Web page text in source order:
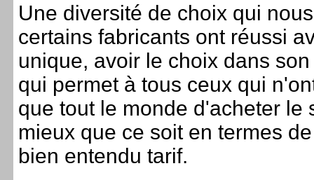
Une diversité de choix qui
certains fabricants ont réussi
unique, avoir le choix dans
qui permet à tous ceux qui
que tout le monde d'acheter
mieux que ce soit en termes
bien entendu tarif.